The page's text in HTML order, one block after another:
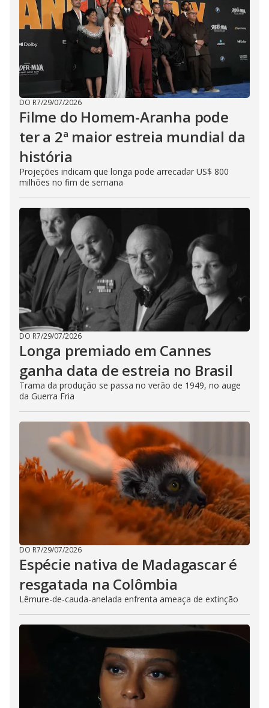
DO R7/29/07/2026
Filme do Homem-Aranha pode
ter a 2ª maior estreia mundial da
história
Projeções indicam que longa pode arrecadar US$ 800
milhões no fim de semana
DO R7/29/07/2026
Longa premiado em Cannes
ganha data de estreia no Brasil
Trama da produção se passa no verão de 1949, no auge
da Guerra Fria
DO R7/29/07/2026
Espécie nativa de Madagascar é
resgatada na Colômbia
Lêmure-de-cauda-anelada enfrenta ameaça de extinção